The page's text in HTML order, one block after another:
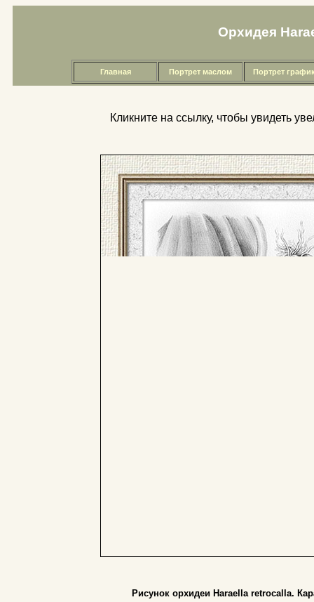
Орхидея
Главная Портрет маслом Портрет
Кликните на ссылку, чтобы увидеть
Рисунок орхидеи Haraella retrocalla.